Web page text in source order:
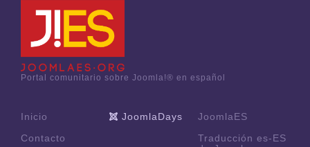
Portal comunitario sobre Joomla!® en español
Inicio JoomlaDays
JoomlaES
Contacto
Traducción es-ES